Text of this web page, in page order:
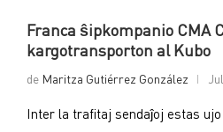
Franca ŝipkompanio CMA
kargotransporton al Kubo
de Maritza Gutiérrez González
Inter la trafitaj sendaĵoj estas